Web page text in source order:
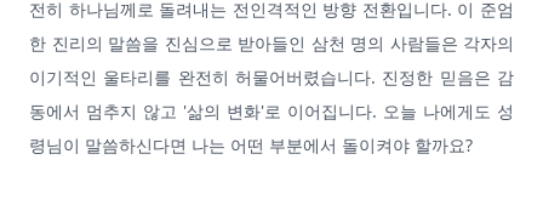
전히 하나님께로 돌려내는 전인격적인 방향 전환입니다. 이 준엄
한 진리의 말씀을 진심으로 받아들인 삼천 명의 사람들은 각자의
이기적인 울타리를 완전히 허물어버렸습니다. 진정한 믿음은 감
동에서 멈추지 않고 '삶의 변화'로 이어집니다. 오늘 나에게도 성
령님이 말씀하신다면 나는 어떤 부분에서 돌이켜야 할까요?